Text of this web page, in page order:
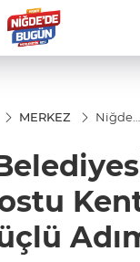
MERKEZ
Niğde
Güçlü